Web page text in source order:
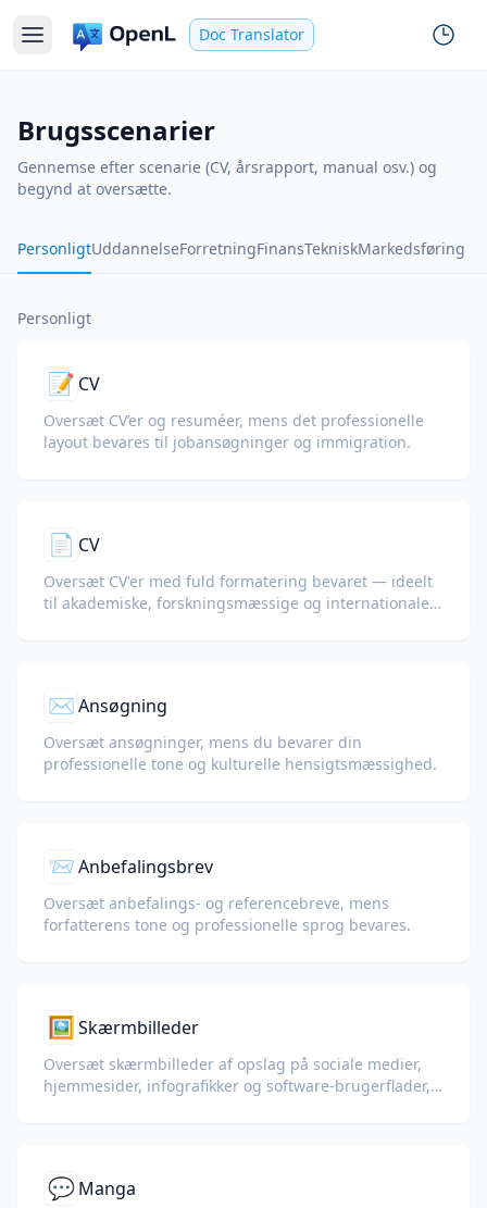
Doc Translator
Brugsscenarier
Gennemse efter scenarie (CV, årsrapport, manual osv.) og
begynd at oversætte.
PersonligtUddannelseForretningFinansTekniskMarkedsføring
Personligt
📝 CV
Oversæt CV’er og resuméer, mens det professionelle
layout bevares til jobansøgninger og immigration.
📄 CV
Oversæt CV'er med fuld formatering bevaret — ideelt
til akademiske, forskningsmæssige og internationale
✉️Ansøgning
Oversæt ansøgninger, mens du bevarer din
professionelle tone og kulturelle hensigtsmæssighed.
📨Anbefalingsbrev
Oversæt anbefalings- og referencebreve, mens
forfatterens tone og professionelle sprog bevares.
🖼️ Skærmbilleder
Oversæt skærmbilleder af opslag på sociale medier,
hjemmesider, infografikker og software-brugerflader,
💬 Manga